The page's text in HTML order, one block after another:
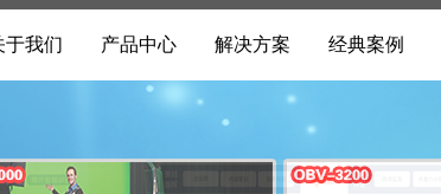
于我们 产品中心 解决方案 经典案例